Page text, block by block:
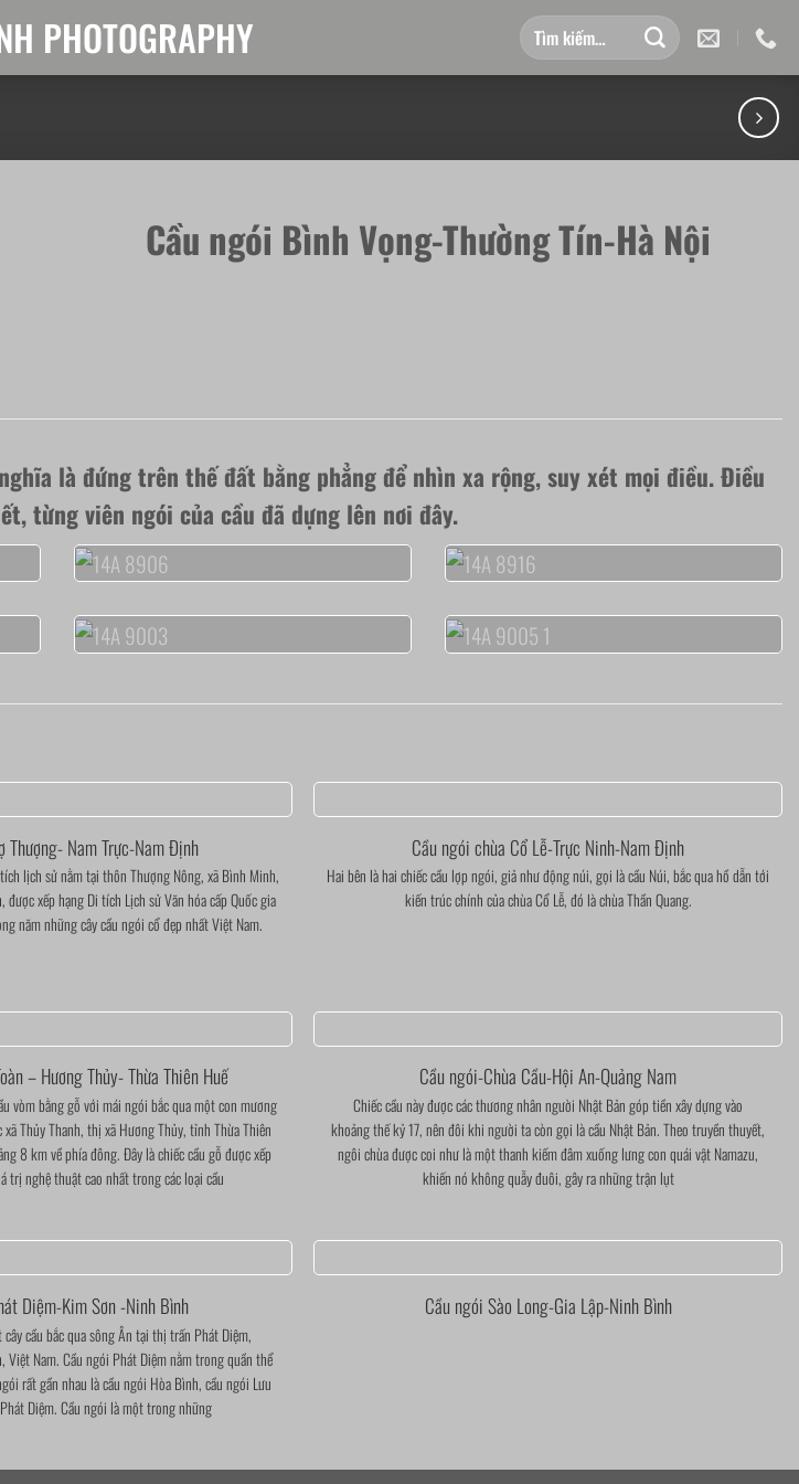
Tìm
kiếm:
Cầu ngói Bình Vọng-Thường Tín-Hà Nội
là đứng trên thế đất bằng phẳng để nhìn xa rộng, suy xét mọi điều. Điều
từng viên ngói của cầu đã dựng lên nơi đây.
Thượng- Nam Trực-Nam Định
lịch sử nằm tại thôn Thượng Nông, xã Bình Minh,
được xếp hạng Di tích Lịch sử Văn hóa cấp Quốc gia
năm những cây cầu ngói cổ đẹp nhất Việt Nam.
Cầu ngói chùa Cổ Lễ-Trực Ninh-Nam Định
Hai bên là hai chiếc cầu lợp ngói, giả như động núi, gọi là cầu Núi, bắc qua hồ dẫn tới
kiến trúc chính của chùa Cổ Lễ, đó là chùa Thần Quang.
– Hương Thủy- Thừa Thiên Huế
vòm bằng gỗ với mái ngói bắc qua một con mương
Thủy Thanh, thị xã Hương Thủy, tỉnh Thừa Thiên
8 km về phía đông. Đây là chiếc cầu gỗ được xếp
trị nghệ thuật cao nhất trong các loại cầu
Cầu ngói-Chùa Cầu-Hội An-Quảng Nam
Chiếc cầu này được các thương nhân người Nhật Bản góp tiền xây dựng vào
khoảng thế kỷ 17, nên đôi khi người ta còn gọi là cầu Nhật Bản. Theo truyền thuyết,
ngôi chùa được coi như là một thanh kiếm đâm xuống lưng con quái vật Namazu,
khiến nó không quẫy đuôi, gây ra những trận lụt
Diệm-Kim Sơn -Ninh Bình
cầu bắc qua sông Ân tại thị trấn Phát Diệm,
Việt Nam. Cầu ngói Phát Diệm nằm trong quần thể
rất gần nhau là cầu ngói Hòa Bình, cầu ngói Lưu
Diệm. Cầu ngói là một trong những
Cầu ngói Sào Long-Gia Lập-Ninh Bình